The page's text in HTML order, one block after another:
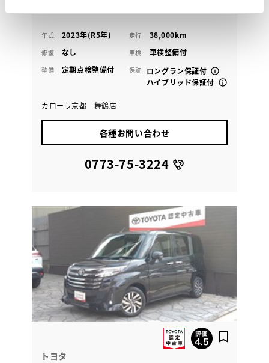
年式 2023年(R5年) 走行 38,000km
修復 なし 車検 車検整備付
整備 定期点検整備付 保証
ロングラン保証付
ハイブリッド保証付
カローラ京都 舞鶴店
各種お問い合わせ
0773-75-3224
トヨタ